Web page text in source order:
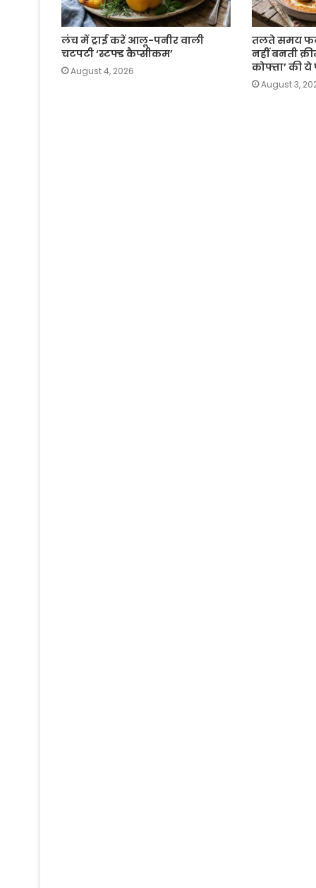
लंच में ट्राई करें आलू-पनीर वाली
चटपटी ‘स्टफ्ड कैप्सीकम’
August 4, 2026
तलते समय फट
नहीं बनती
कोफ्ता’ की
August 3,